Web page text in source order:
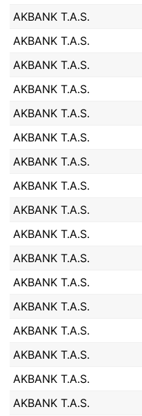
AKBANK T.A.S.
AKBANK T.A.S.
AKBANK T.A.S.
AKBANK T.A.S.
AKBANK T.A.S.
AKBANK T.A.S.
AKBANK T.A.S.
AKBANK T.A.S.
AKBANK T.A.S.
AKBANK T.A.S.
AKBANK T.A.S.
AKBANK T.A.S.
AKBANK T.A.S.
AKBANK T.A.S.
AKBANK T.A.S.
AKBANK T.A.S.
AKBANK T.A.S.